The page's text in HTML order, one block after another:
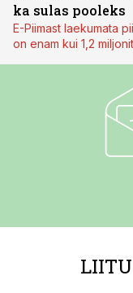
ka sulas pooleks
E-Piimast laekumata
on enam kui 1,2